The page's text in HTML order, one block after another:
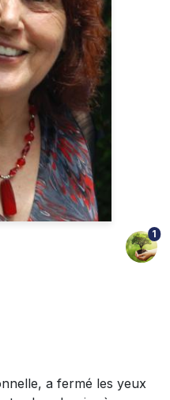
1
a fermé les yeux